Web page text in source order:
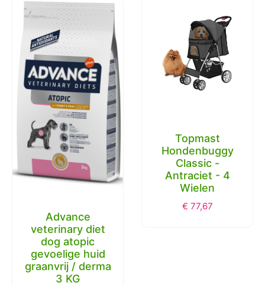
Advance
veterinary diet
dog atopic
gevoelige huid
graanvrij / derma
3 KG
Topmast
Hondenbuggy
Classic -
Antraciet - 4
Wielen
€ 77,67